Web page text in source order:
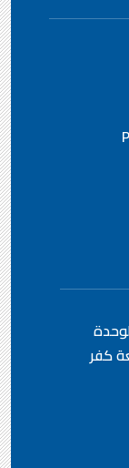
كفر